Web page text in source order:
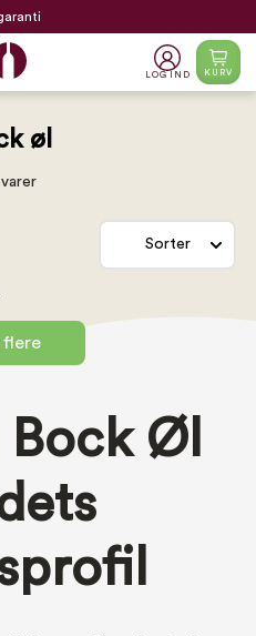
LOG IND KURV
øl
Sorter
flere
Øl